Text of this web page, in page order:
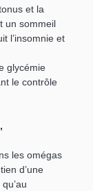
et la
un sommeil
l’insomnie et
glycémie
le contrôle
les omégas
d’une